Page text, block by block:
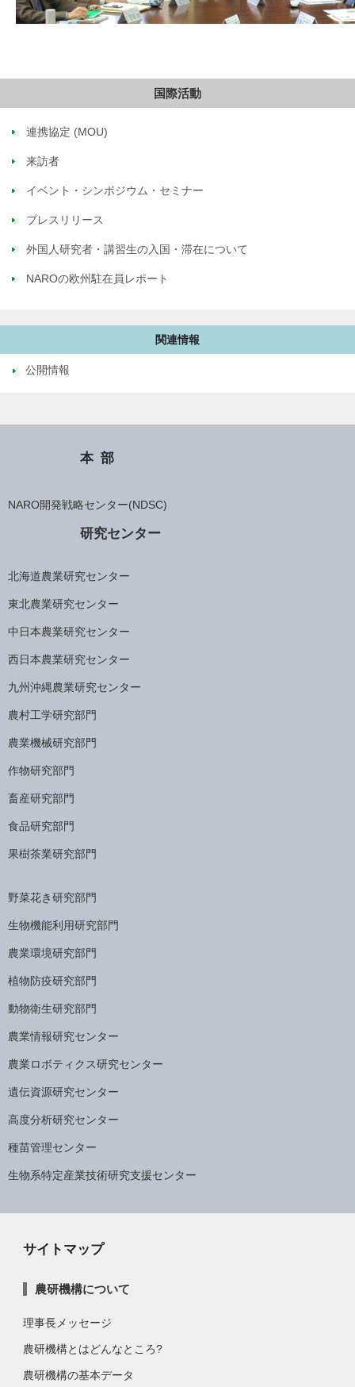
国際活動
連携協定 (MOU)
来訪者
イベント・シンポジウム・セミナー
プレスリリース
外国人研究者・講習生の入国・滞在について
NAROの欧州駐在員レポート
関連情報
公開情報
本部
NARO開発戦略センター(NDSC)
研究センター
北海道農業研究センター
東北農業研究センター
中日本農業研究センター
西日本農業研究センター
九州沖縄農業研究センター
農村工学研究部門
農業機械研究部門
作物研究部門
畜産研究部門
食品研究部門
果樹茶業研究部門
野菜花き研究部門
生物機能利用研究部門
農業環境研究部門
植物防疫研究部門
動物衛生研究部門
農業情報研究センター
農業ロボティクス研究センター
遺伝資源研究センター
高度分析研究センター
種苗管理センター
生物系特定産業技術研究支援センター
サイトマップ
農研機構について
理事長メッセージ
農研機構とはどんなところ?
農研機構の基本データ